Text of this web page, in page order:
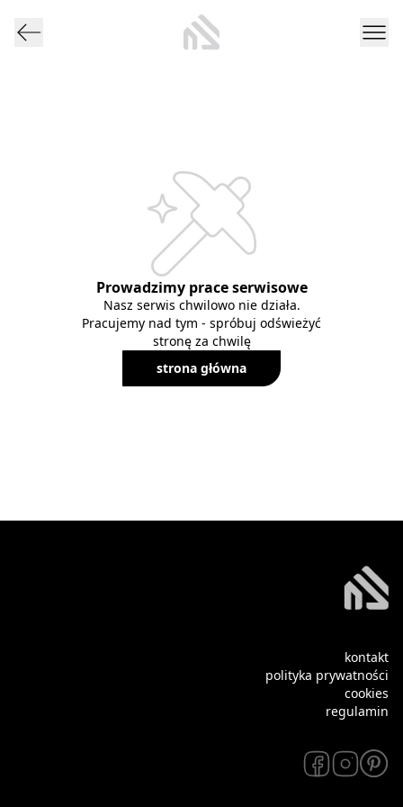
Prowadzimy prace serwisowe
Nasz serwis chwilowo nie działa.
Pracujemy nad tym - spróbuj odświeżyć
stronę za chwilę
strona główna
kontakt
polityka prywatności
cookies
regulamin